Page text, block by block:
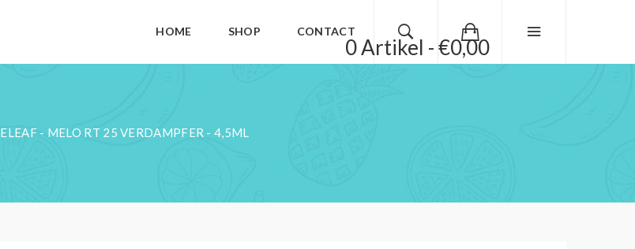
0 Artikel - €0,00
HOME SHOP CONTACT
ELEAF - MELO RT 25 VERDAMPFER - 4,5ML